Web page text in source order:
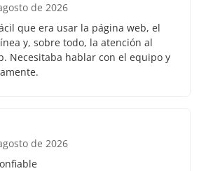
de 2026
que era usar la página web, el
y, sobre todo, la atención al
Necesitaba hablar con el equipo y
de 2026